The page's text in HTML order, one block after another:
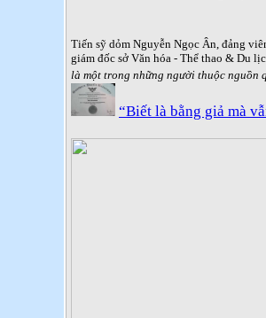
Tiến sỹ dỏm Nguyễn Ngọc Ân, đảng
giám đốc sở Văn hóa - Thể thao & Du
là một trong những người thuộc nguồn
“Biết là bằng giả mà